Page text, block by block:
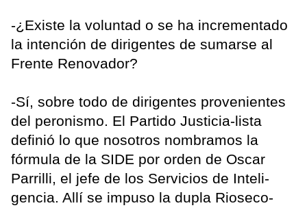
-¿Existe la voluntad o se ha incrementado
la intención de dirigentes de sumarse al
Frente Renovador?
-Sí, sobre todo de dirigentes provenientes
del peronismo. El Partido Justicia-lista
definió lo que nosotros nombramos la
fórmula de la SIDE por orden de Oscar
Parrilli, el jefe de los Servicios de Inteli-
gencia. Allí se impuso la dupla Rioseco-